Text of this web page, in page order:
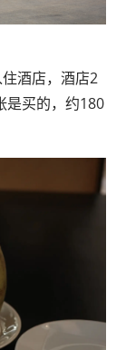
酒店，酒店2
是买的，约180